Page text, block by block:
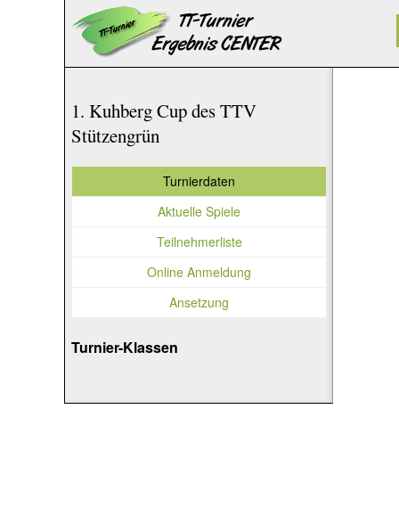
1. Kuhberg Cup des TTV
Stützengrün
Turnierdaten
Aktuelle Spiele
Teilnehmerliste
Online Anmeldung
Ansetzung
Turnier-Klassen